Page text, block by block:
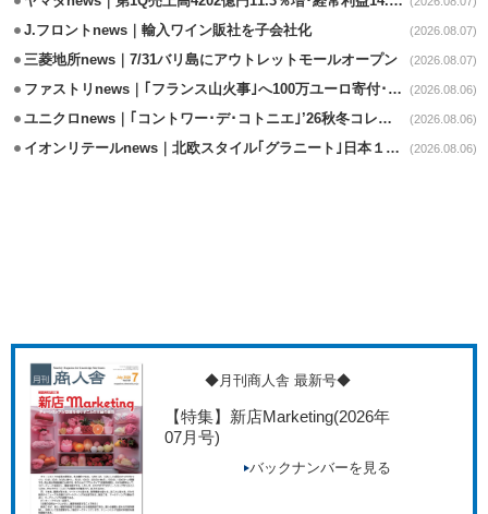
J.フロントnews｜輸入ワイン販社を子会社化 (2026.08.07)
三菱地所news｜7/31バリ島にアウトレットモールオープン (2026.08.07)
ファストリnews｜｢フランス山火事｣へ100万ユーロ寄付･衣料5万点も提供 (2026.08.06)
ユニクロnews｜｢コントワー･デ･コトニエ｣’26秋冬コレクション8/28発売 (2026.08.06)
イオンリテールnews｜北欧スタイル｢グラニート｣日本１号店を自由が丘に開業 (2026.08.06)
◆月刊商人舎 最新号◆
【特集】新店Marketing(2026年
07月号)
バックナンバーを見る